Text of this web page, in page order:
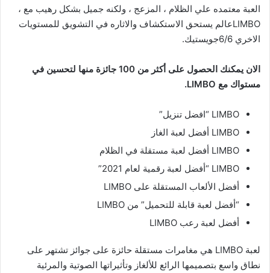
العبة معتمده علي الظلام ، المزعج ، ولكنه جميل بشكل رهيب مع ،
LIMBO‏عالم يستحق الاستكشاف والاثاره في التشويق للمستويات
الاخري 6/6جويستيك.
الان يمكنك الحصول على أكثر من 100 جائزة منها لتحسين في
مستواك مع LIMBO‏.
LIMBO‏ “افضل تنزيل”
LIMBO‏ أفضل لعبة الغاز
LIMBO‏ أفضل لعبة مستقلة في الظلام
LIMBO‏ “أفضل لعبة رقمية لعام 2021”
أفضل الألعاب المستقلة على LIMBO‏
“أفضل لعبة قابلة للتحميل” من LIMBO‏
أفضل لعبة رعب LIMBO‏
لعبة LIMBO‏ هي مغامرات مستقلة حائزة على جوائز تشتهر على
نطاق واسع بتصميمها الرائع للألغاز وتأثيراتها الصوتية والمرئية